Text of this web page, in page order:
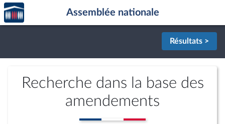
Aller au contenu
Aller en bas de la page
Accèder
à la
page
Assemblée nationale
Résultats >
Recherche dans la base des
amendements